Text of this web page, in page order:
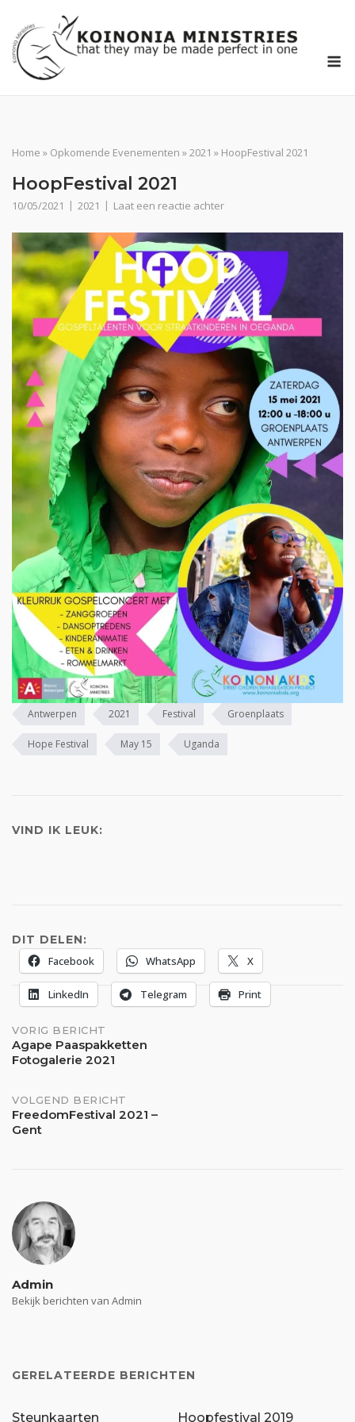
naar
de
inhoud
Home » Opkomende Evenementen »2021 » HoopFestival 2021
HoopFestival 2021
10/05/2021 2021 Laat een reactie achter
Antwerpen 2021 Festival Groenplaats
Hope Festival May 15 Uganda
VIND IK LEUK:
DIT DELEN:
Facebook
WhatsApp X
LinkedIn Telegram Print
Bericht
navigatie
VORIG BERICHT
Agape Paaspakketten
Fotogalerie 2021
VOLGEND BERICHT
FreedomFestival 2021 –
Gent
Admin
Bekijk berichten van Admin
GERELATEERDE BERICHTEN
Steunkaarten Hoopfestival 2019